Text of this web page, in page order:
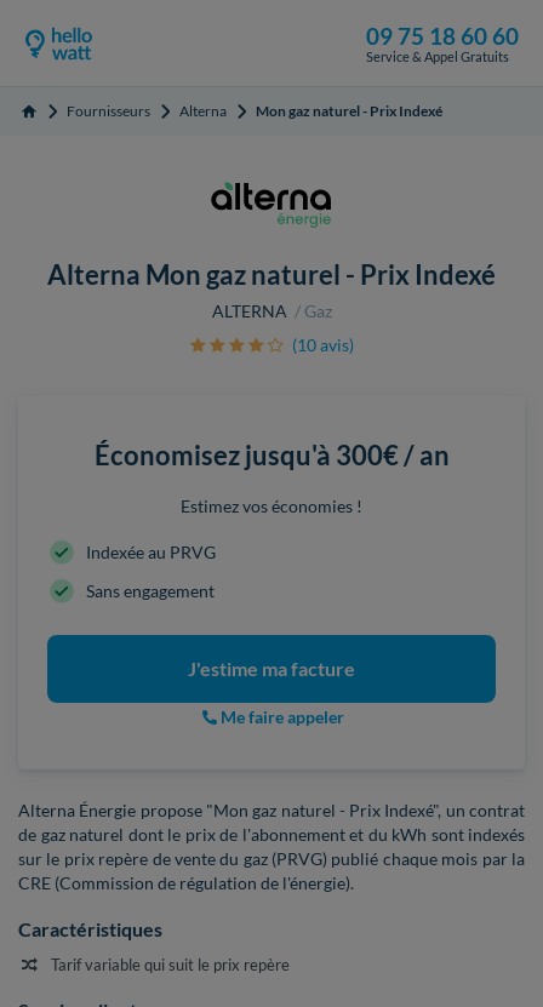
09 75 18 60 60
Service & Appel Gratuits
Accueil Fournisseurs Alterna Mon gaz naturel - Prix Indexé
Alterna Mon gaz naturel - Prix Indexé
ALTERNA
Gaz
(10 avis)
Économisez jusqu'à 300€ / an
Estimez vos économies !
Indexée au PRVG
Sans engagement
J'estime ma facture
Me faire appeler
Alterna Énergie propose "Mon gaz naturel - Prix Indexé", un contrat
de gaz naturel dont le prix de l'abonnement et du kWh sont indexés
sur le prix repère de vente du gaz (PRVG) publié chaque mois par la
CRE (Commission de régulation de l'énergie).
Caractéristiques
Tarif variable qui suit le prix repère